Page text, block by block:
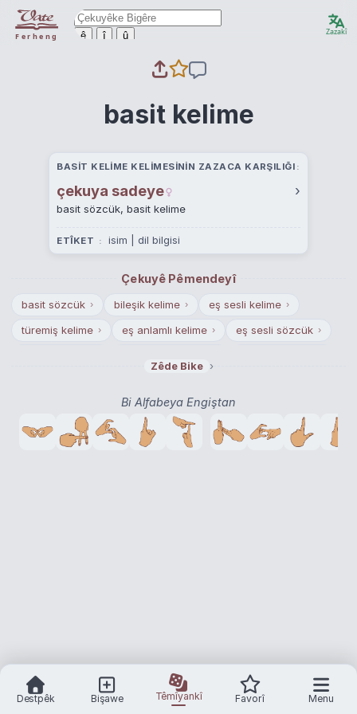
Ferheng ê î û Zazakî
basit kelime
BASIT KELIME KELIMESININ ZAZACA KARŞILIĞI
çekuya sadeye ›
basit sözcük, basit kelime
ETÎKET isim | dil bilgisi
Çekuyê Pêmendeyî
basit sözcük › bileşik kelime › eş sesli kelime ›
türemiş kelime › eş anlamlı kelime › eş sesli sözcük ›
Zêde Bike ›
Bi Alfabeya Engiştan
Destpêk Bişawe Têmîyankî Favorî Menu